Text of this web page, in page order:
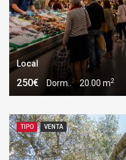
Local
250€ Dorm.. 20.00 m2
TIPO VENTA